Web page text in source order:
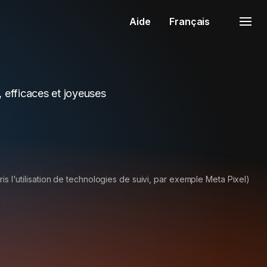
Aide Français
efficaces et joyeuses
l'utilisation de technologies de suivi, par exemple Meta Pixel)